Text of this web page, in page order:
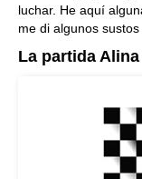
luchar. He aquí
me di algunos
La partida